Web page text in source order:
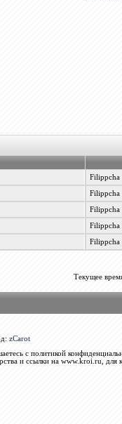
Filippcha
Filippcha
Filippcha
Filippcha
Filippcha
Текущее
zCarot
с политикой
и ссылки на www.kroi.ru, для